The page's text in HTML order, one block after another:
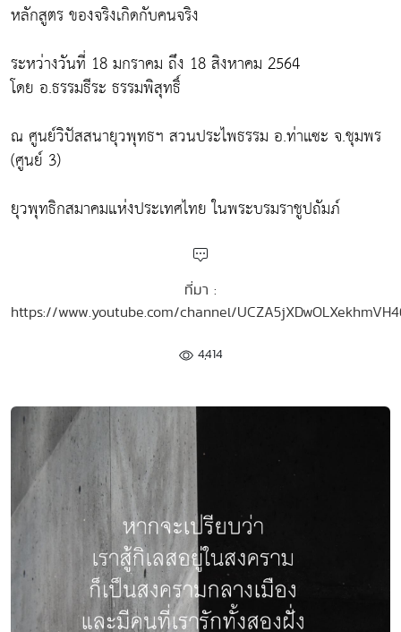
หลักสูตร ของจริงเกิดกับคนจริง
ระหว่างวันที่ 18 มกราคม ถึง 18 สิงหาคม 2564
โดย อ.ธรรมธีระ ธรรมพิสุทธิ์
ณ ศูนย์วิปัสสนายุวพุทธฯ สวนประไพธรรม อ.ท่าแซะ จ.ชุมพร
(ศูนย์ 3)
ยุวพุทธิกสมาคมแห่งประเทศไทย ในพระบรมราชูปถัมภ์
ที่มา :
https://www.youtube.com/channel/
4,414